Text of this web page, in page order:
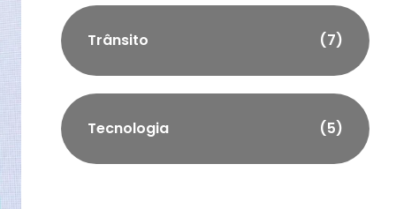
Trânsito (7)
Tecnologia (5)